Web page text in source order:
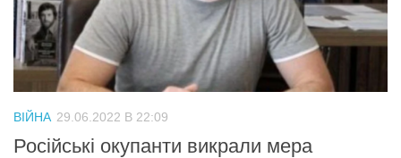
ВІЙНА 29.06.2022 В 22:09
Російські окупанти викрали мера